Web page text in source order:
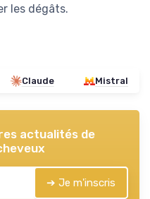
les dégâts.
Claude Mistral
actualités de
➔ Je m'inscris